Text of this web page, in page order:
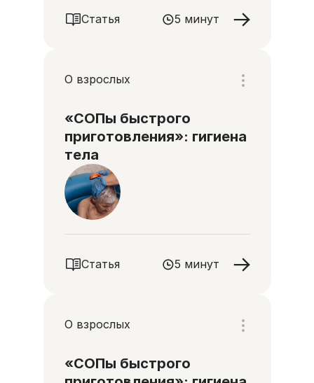
Статья 5 минут
О взрослых
«СОПы быстрого
приготовления»: гигиена
тела
Статья 5 минут
О взрослых
«СОПы быстрого